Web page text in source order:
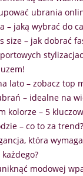
ubrania
– jaką wybrać do
size – jak dobrać
lato – zobacz top
– idealne na
kolorze – 5
– co to za trend?
która
modowej